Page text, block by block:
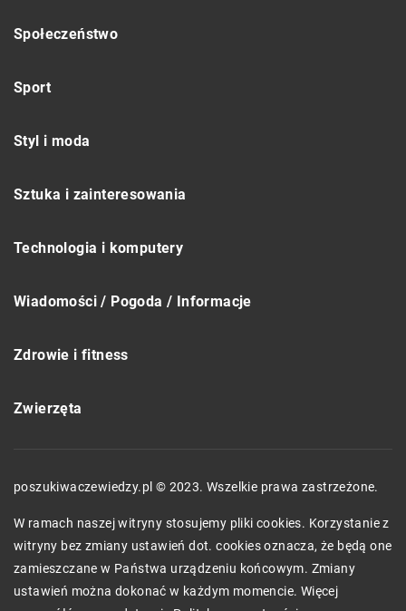
Społeczeństwo
Sport
Styl i moda
Sztuka i zainteresowania
Technologia i komputery
Wiadomości / Pogoda / Informacje
Zdrowie i fitness
Zwierzęta
poszukiwaczewiedzy.pl © 2023. Wszelkie prawa zastrzeżone.
W ramach naszej witryny stosujemy pliki cookies. Korzystanie z
witryny bez zmiany ustawień dot. cookies oznacza, że będą one
zamieszczane w Państwa urządzeniu końcowym. Zmiany
ustawień można dokonać w każdym momencie. Więcej